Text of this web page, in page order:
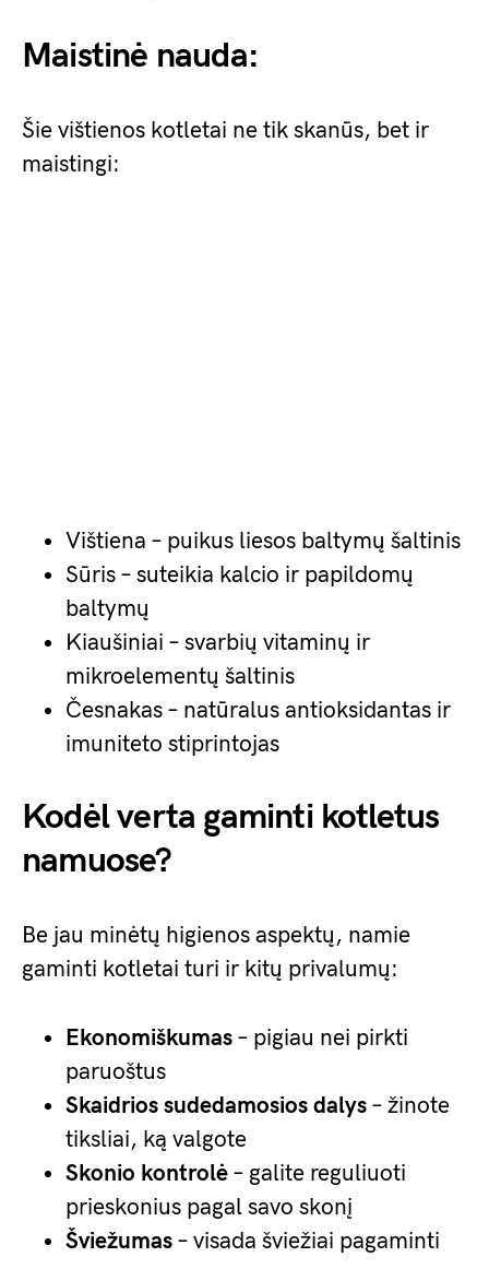
Maistinė nauda:
Šie vištienos kotletai ne tik skanūs, bet ir
maistingi:
Vištiena – puikus liesos baltymų šaltinis
Sūris – suteikia kalcio ir papildomų
baltymų
Kiaušiniai – svarbių vitaminų ir
mikroelementų šaltinis
Česnakas – natūralus antioksidantas ir
imuniteto stiprintojas
Kodėl verta gaminti kotletus
namuose?
Be jau minėtų higienos aspektų, namie
gaminti kotletai turi ir kitų privalumų:
Ekonomiškumas – pigiau nei pirkti
paruoštus
Skaidrios sudedamosios dalys – žinote
tiksliai, ką valgote
Skonio kontrolė – galite reguliuoti
prieskonius pagal savo skonį
Šviežumas – visada šviežiai pagaminti